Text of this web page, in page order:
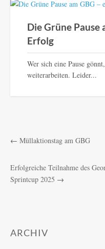
Die Grüne Pause
Erfolg
Wer sich eine Pause
weiterarbeiten. Leider...
← Müllaktionstag am GBG
Erfolgreiche Teilnahme des
Sprintcup 2025 →
ARCHIV